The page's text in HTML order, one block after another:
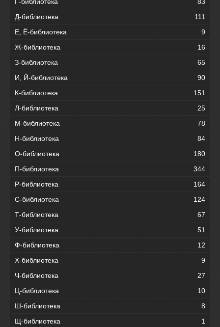
Д-библиотека
111
Е, Ё-библиотека
9
Ж-библиотека
16
З-библиотека
65
И, Й-библиотека
90
К-библиотека
151
Л-библиотека
25
М-библиотека
78
Н-библиотека
84
О-библиотека
180
П-библиотека
344
Р-библиотека
164
С-библиотека
124
Т-библиотека
67
У-библиотека
51
Ф-библиотека
12
Х-библиотека
9
Ч-библиотека
27
Ц-библиотека
10
Ш-библиотека
8
Щ-библиотека
1